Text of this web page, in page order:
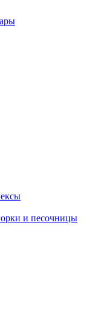
и песочницы